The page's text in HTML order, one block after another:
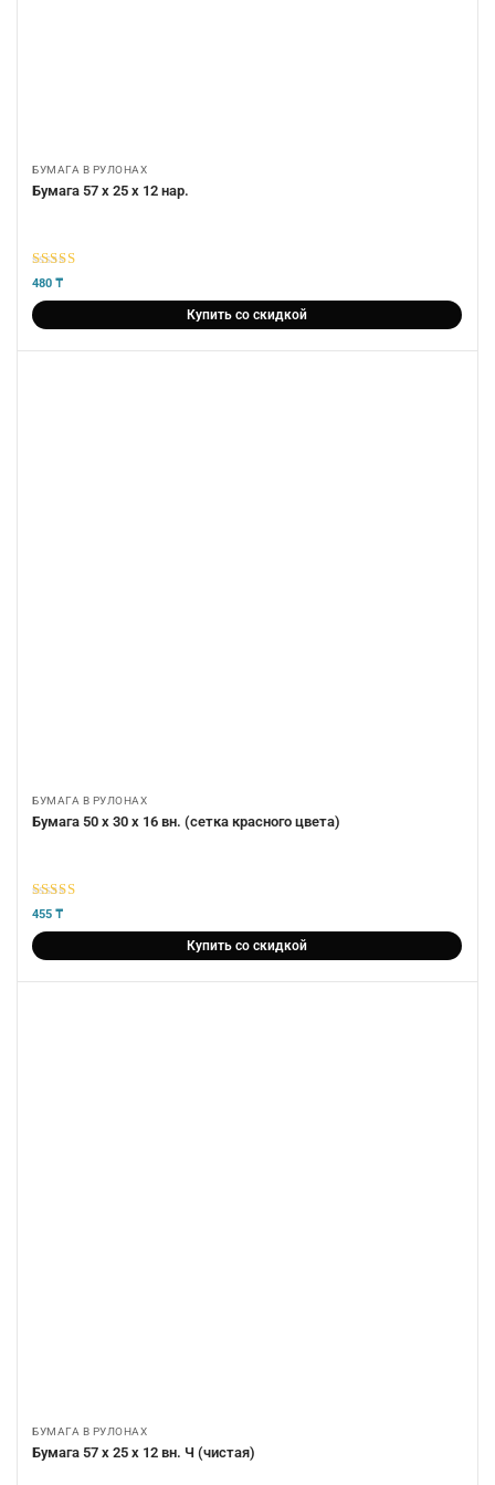
БУМАГА В РУЛОНАХ
Бумага 57 х 25 х 12 нар.
5из 5
480 ₸
Купить со скидкой
БУМАГА В РУЛОНАХ
Бумага 50 х 30 х 16 вн. (сетка красного цвета)
5из 5
455 ₸
Купить со скидкой
БУМАГА В РУЛОНАХ
Бумага 57 х 25 х 12 вн. Ч (чистая)